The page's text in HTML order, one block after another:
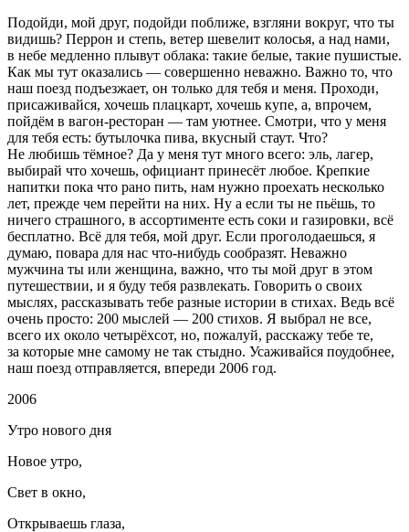
Подойди, мой друг, подойди поближе, взгляни вокруг, что ты
видишь? Перрон и степь, ветер шевелит колосья, а над нами,
в небе медленно плывут облака: такие белые, такие пушистые.
Как мы тут оказались — совершенно неважно. Важно то, что
наш поезд подъезжает, он только для тебя и меня. Проходи,
присаживайся, хочешь плацкарт, хочешь купе, а, впрочем,
пойдём в вагон-ресторан — там уютнее. Смотри, что у меня
для тебя есть: бутылочка пива, вкусный стаут. Что?
Не любишь тёмное? Да у меня тут много всего: эль, лагер,
выбирай что хочешь, официант принесёт любое. Крепкие
напитки пока что рано пить, нам нужно проехать несколько
лет, прежде чем перейти на них. Ну а если ты не пьёшь, то
ничего страшного, в ассортименте есть соки и газировки, всё
бесплатно. Всё для тебя, мой друг. Если проголодаешься, я
думаю, повара для нас что-нибудь сообразят. Неважно
мужчина ты или женщина, важно, что ты мой друг в этом
путешествии, и я буду тебя развлекать. Говорить о своих
мыслях, рассказывать тебе разные истории в стихах. Ведь всё
очень просто: 200 мыслей — 200 стихов. Я выбрал не все,
всего их около четырёхсот, но, пожалуй, расскажу тебе те,
за которые мне самому не так стыдно. Усаживайся поудобнее,
наш поезд отправляется, впереди 2006 год.
2006
Утро нового дня
Новое утро,
Свет в окно,
Открываешь глаза,